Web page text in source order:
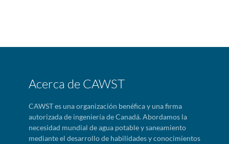
Acerca de CAWST
CAWST es una organización benéfica y una firma
autorizada de ingeniería de Canadá. Abordamos la
necesidad mundial de agua potable y saneamiento
mediante el desarrollo de habilidades y conocimientos